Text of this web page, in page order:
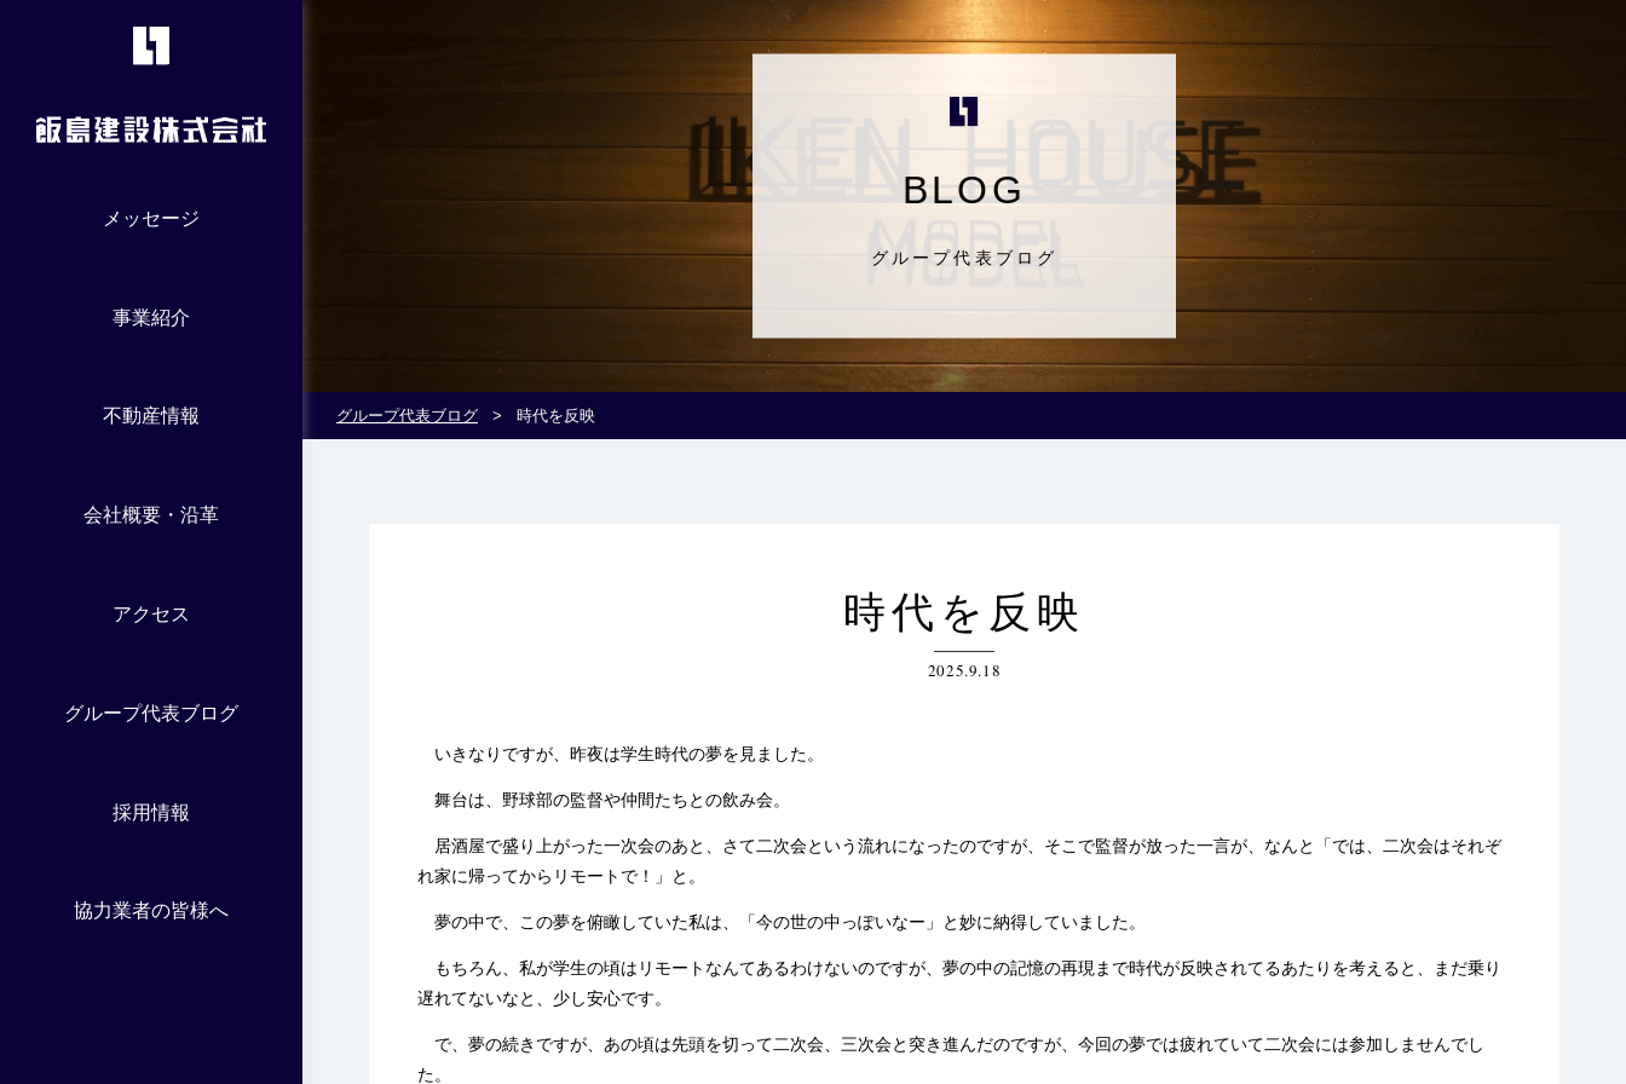
メッセージ
事業紹介
不動産情報
会社概要・沿革
アクセス
グループ代表ブログ
採用情報
協力業者の皆様へ
BLOG
グループ代表ブログ
グループ代表ブログ > 時代を反映
時代を反映
2025.9.18
いきなりですが、昨夜は学生時代の夢を見ました。
舞台は、野球部の監督や仲間たちとの飲み会。
居酒屋で盛り上がった一次会のあと、さて二次会という流れになったのですが、そこで監督が放った一言が、なんと「では、二次会はそれぞ
れ家に帰ってからリモートで！」と。
夢の中で、この夢を俯瞰していた私は、「今の世の中っぽいなー」と妙に納得していました。
もちろん、私が学生の頃はリモートなんてあるわけないのですが、夢の中の記憶の再現まで時代が反映されてるあたりを考えると、まだ乗り
遅れてないなと、少し安心です。
で、夢の続きですが、あの頃は先頭を切って二次会、三次会と突き進んだのですが、今回の夢では疲れていて二次会には参加しませんでし
た。